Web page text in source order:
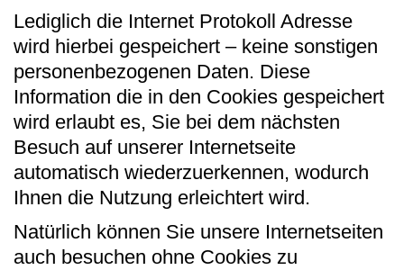
Lediglich die Internet Protokoll Adresse
wird hierbei gespeichert – keine sonstigen
personenbezogenen Daten. Diese
Information die in den Cookies gespeichert
wird erlaubt es, Sie bei dem nächsten
Besuch auf unserer Internetseite
automatisch wiederzuerkennen, wodurch
Ihnen die Nutzung erleichtert wird.
Natürlich können Sie unsere Internetseiten
auch besuchen ohne Cookies zu